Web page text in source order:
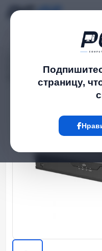
страницу,
8 არხიანი IP Видео ჩამწერი
ფუნქციები - Easy სერია